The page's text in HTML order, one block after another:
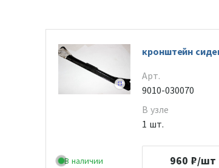
В наличии
кронштейн
Арт.
9010-030070
В узле
1 шт.
960 ₽/шт